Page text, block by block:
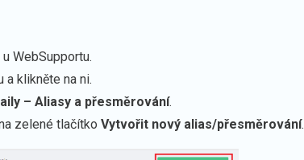
WebSupportu.
a klikněte na ni.
– Aliasy a přesměrování.
zelené tlačítko Vytvořit nový alias/přesměrování.